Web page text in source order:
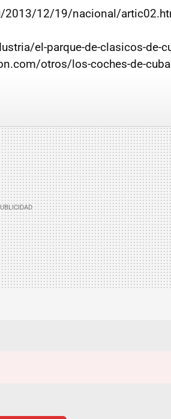
2013/12/19/nacional/
el-parque-de-clasicos-de-
otros/los-coches-de-cuba